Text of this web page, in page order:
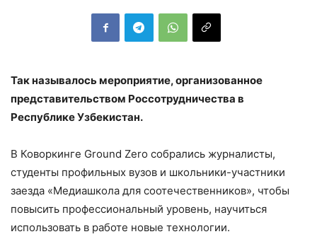
Так называлось мероприятие, организованное
представительством Россотрудничества в
Республике Узбекистан.
В Коворкинге Ground Zero собрались журналисты,
студенты профильных вузов и школьники-участники
заезда «Медиашкола для соотечественников», чтобы
повысить профессиональный уровень, научиться
использовать в работе новые технологии.